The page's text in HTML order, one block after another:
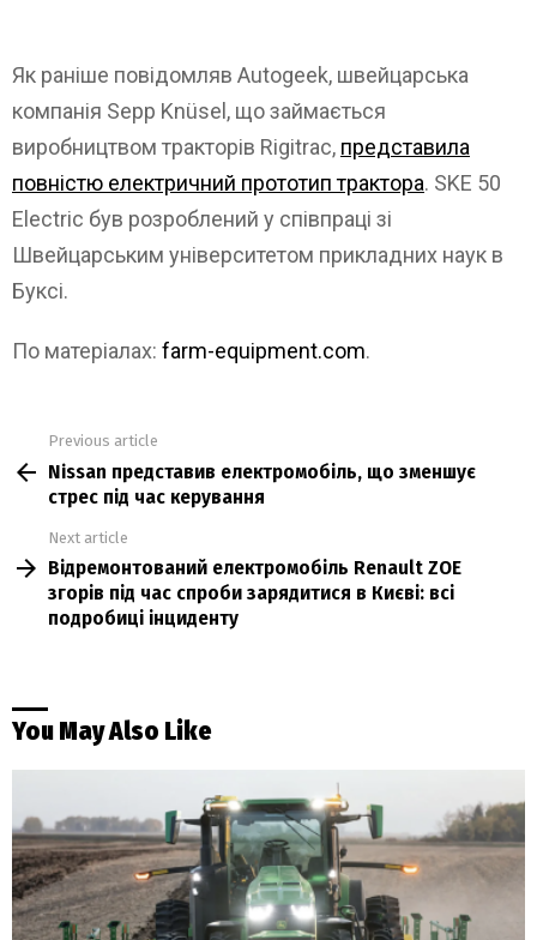
Як раніше повідомляв Autogeek, швейцарська
компанія Sepp Knüsel, що займається
виробництвом тракторів Rigitrac, представила
повністю електричний прототип трактора. SKE 50
Electric був розроблений у співпраці зі
Швейцарським університетом прикладних наук в
Буксі.
По матеріалах: farm-equipment.com.
more
Previous article
Nissan представив електромобіль, що зменшує
стрес під час керування
Next article
Відремонтований електромобіль Renault ZOE
згорів під час спроби зарядитися в Києві: всі
подробиці інциденту
You May Also Like